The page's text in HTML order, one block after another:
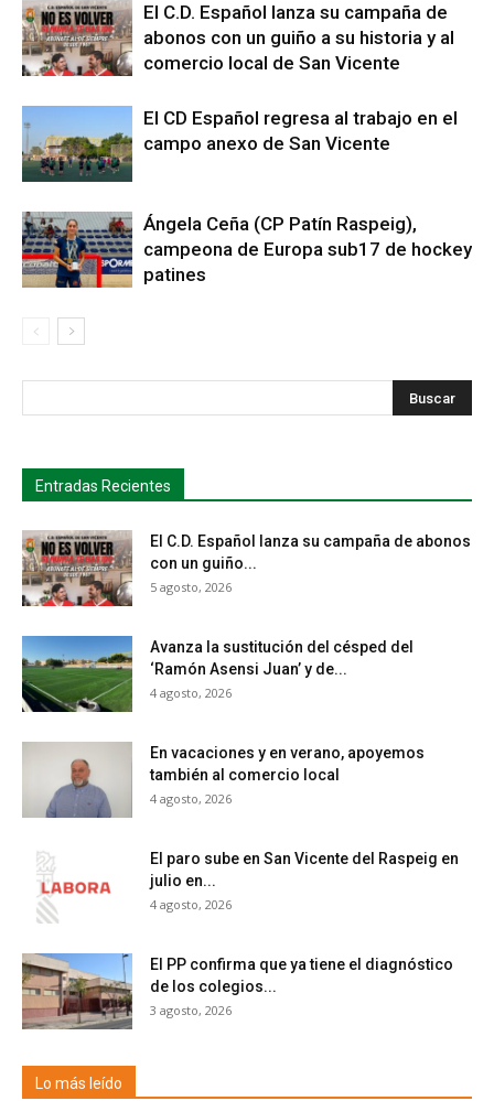
El C.D. Español lanza su campaña de
abonos con un guiño a su historia y al
comercio local de San Vicente
El CD Español regresa al trabajo en el
campo anexo de San Vicente
Ángela Ceña (CP Patín Raspeig),
campeona de Europa sub17 de hockey
patines
Entradas Recientes
El C.D. Español lanza su campaña de abonos
con un guiño...
5 agosto, 2026
Avanza la sustitución del césped del
‘Ramón Asensi Juan’ y de...
4 agosto, 2026
En vacaciones y en verano, apoyemos
también al comercio local
4 agosto, 2026
El paro sube en San Vicente del Raspeig en
julio en...
4 agosto, 2026
El PP confirma que ya tiene el diagnóstico
de los colegios...
3 agosto, 2026
Lo más leído